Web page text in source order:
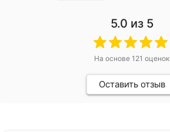
5.0 из 5
На основе 121 оценок
Оставить отзыв